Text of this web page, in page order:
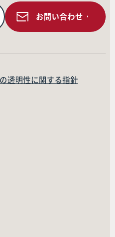
お問い合わせ
透明性に関する指針